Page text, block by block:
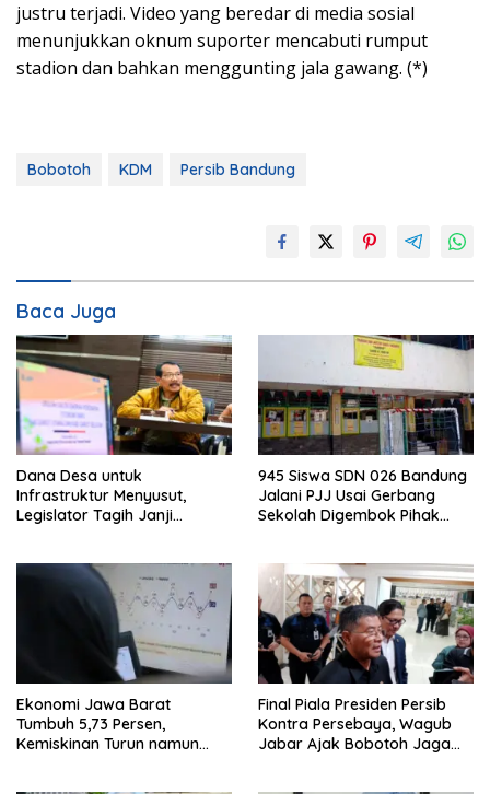
justru terjadi. Video yang beredar di media sosial
menunjukkan oknum suporter mencabuti rumput
stadion dan bahkan menggunting jala gawang. (*)
Bobotoh KDM Persib Bandung
Baca Juga
Dana Desa untuk
Infrastruktur Menyusut,
Legislator Tagih Janji
945 Siswa SDN 026 Bandung
Jalani PJJ Usai Gerbang
Sekolah Digembok Pihak
Ekonomi Jawa Barat
Tumbuh 5,73 Persen,
Kemiskinan Turun namun
Final Piala Presiden Persib
Kontra Persebaya, Wagub
Jabar Ajak Bobotoh Jaga